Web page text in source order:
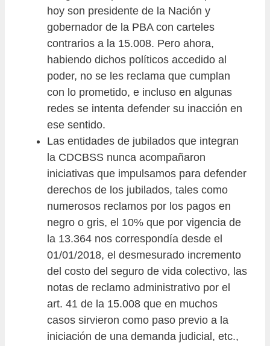
hoy son presidente de la Nación y
gobernador de la PBA con carteles
contrarios a la 15.008. Pero ahora,
habiendo dichos políticos accedido al
poder, no se les reclama que cumplan
con lo prometido, e incluso en algunas
redes se intenta defender su inacción en
ese sentido.
Las entidades de jubilados que integran
la CDCBSS nunca acompañaron
iniciativas que impulsamos para defender
derechos de los jubilados, tales como
numerosos reclamos por los pagos en
negro o gris, el 10% que por vigencia de
la 13.364 nos correspondía desde el
01/01/2018, el desmesurado incremento
del costo del seguro de vida colectivo, las
notas de reclamo administrativo por el
art. 41 de la 15.008 que en muchos
casos sirvieron como paso previo a la
iniciación de una demanda judicial, etc.,